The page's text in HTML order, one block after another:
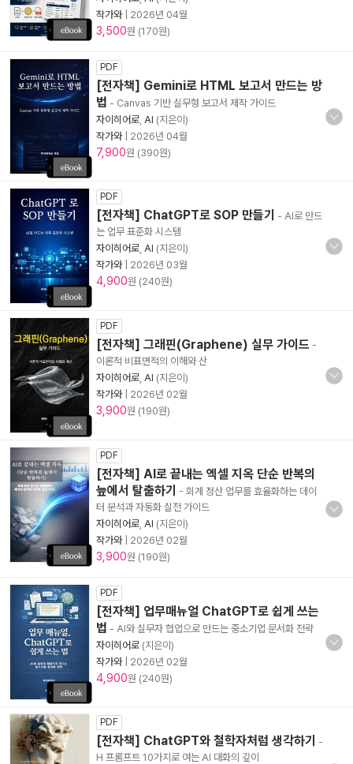
작가와| 2026년 04월
3,500원 (170원)
PDF
[전자책] Gemini로 HTML 보고서 만드는 방
법 - Canvas 기반 실무형 보고서 제작 가이드
자이히어로 AI (지은이)
작가와| 2026년 04월
7,900원 (390원)
PDF
[전자책] ChatGPT로 SOP 만들기
- AI로 만드
는 업무 표준화 시스템
자이히어로 AI (지은이)
작가와| 2026년 03월
4,900원 (240원)
PDF
[전자책] 그래핀(Graphene) 실무 가이드 -
이론적 비표면적의 이해와 산
자이히어로 AI (지은이)
작가와| 2026년 02월
3,900원 (190원)
PDF
[전자책] AI로 끝내는 엑셀 지옥 단순 반복의
늪에서 탈출하기
- 회계 정산 업무를 효율화하는 데이
터 분석과 자동화 실전 가이드
자이히어로 AI (지은이)
작가와| 2026년 02월
3,900원 (190원)
PDF
[전자책] 업무매뉴얼 ChatGPT로 쉽게 쓰는
법 - AI와 실무자 협업으로 만드는 중소기업 문서화 전략
자이히어로 (지은이)
작가와| 2026년 02월
4,900원 (240원)
PDF
[전자책] ChatGPT와 철학자처럼 생각하기
-
H 프롬프트 10가지로 여는 AI 대화의 깊이